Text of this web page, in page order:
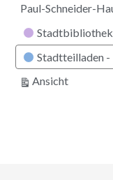
Paul-Schneider-
Stadtbibliothek
Stadtteilladen -
Ansicht